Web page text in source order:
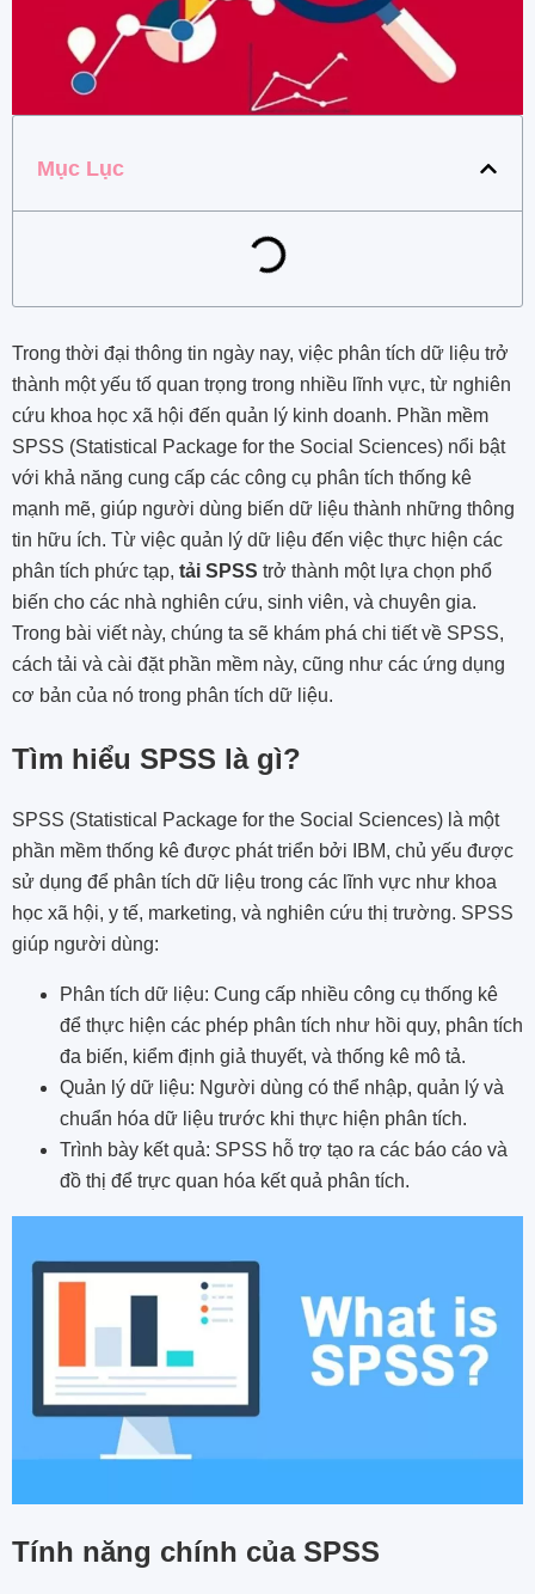
Mục Lục
Trong thời đại thông tin ngày nay, việc phân tích dữ liệu trở
thành một yếu tố quan trọng trong nhiều lĩnh vực, từ nghiên
cứu khoa học xã hội đến quản lý kinh doanh. Phần mềm
SPSS (Statistical Package for the Social Sciences) nổi bật
với khả năng cung cấp các công cụ phân tích thống kê
mạnh mẽ, giúp người dùng biến dữ liệu thành những thông
tin hữu ích. Từ việc quản lý dữ liệu đến việc thực hiện các
phân tích phức tạp, tải SPSS trở thành một lựa chọn phổ
biến cho các nhà nghiên cứu, sinh viên, và chuyên gia.
Trong bài viết này, chúng ta sẽ khám phá chi tiết về SPSS,
cách tải và cài đặt phần mềm này, cũng như các ứng dụng
cơ bản của nó trong phân tích dữ liệu.
Tìm hiểu SPSS là gì?
SPSS (Statistical Package for the Social Sciences) là một
phần mềm thống kê được phát triển bởi IBM, chủ yếu được
sử dụng để phân tích dữ liệu trong các lĩnh vực như khoa
học xã hội, y tế, marketing, và nghiên cứu thị trường. SPSS
giúp người dùng:
Phân tích dữ liệu: Cung cấp nhiều công cụ thống kê
để thực hiện các phép phân tích như hồi quy, phân tích
đa biến, kiểm định giả thuyết, và thống kê mô tả.
Quản lý dữ liệu: Người dùng có thể nhập, quản lý và
chuẩn hóa dữ liệu trước khi thực hiện phân tích.
Trình bày kết quả: SPSS hỗ trợ tạo ra các báo cáo và
đồ thị để trực quan hóa kết quả phân tích.
Tính năng chính của SPSS